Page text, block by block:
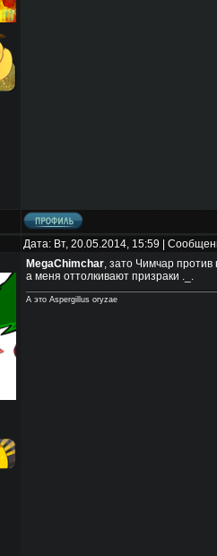
Дата: Вт, 20.05.2014, 15:59 |
MegaChimchar, зато Чимчар
а меня оттолкивают призраки ._.
А это Aspergillus oryzae